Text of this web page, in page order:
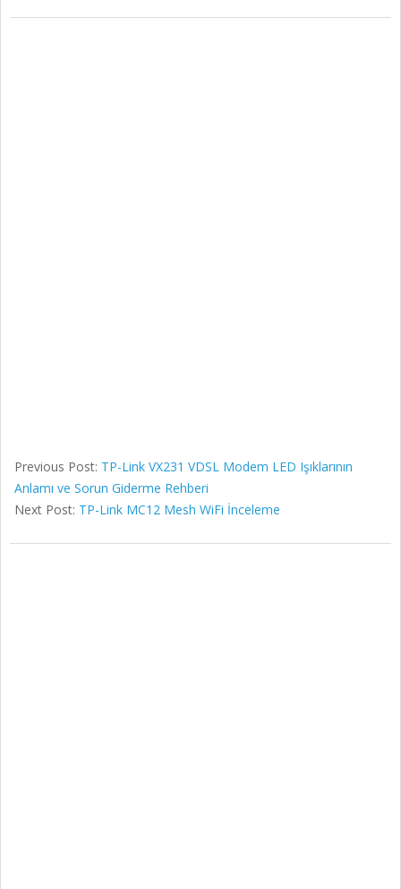
Previous Post: TP-Link VX231 VDSL Modem LED Işıklarının
Anlamı ve Sorun Giderme Rehberi
Next Post: TP-Link MC12 Mesh WiFi İnceleme